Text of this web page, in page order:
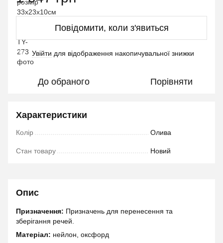
Повідомити, коли з'явиться
% Увійти для відображення накопичувальної знижки
До обраного Порівняти
Характеристики
Колір Олива
Стан товару Новий
Опис
Призначення: Призначень для перенесення та
зберігання речей.
Матеріал: нейлон, оксфорд